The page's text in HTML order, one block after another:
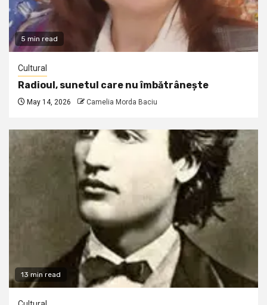
5 min read
Cultural
Radioul, sunetul care nu îmbătrânește
May 14, 2026 Camelia Morda Baciu
13 min read